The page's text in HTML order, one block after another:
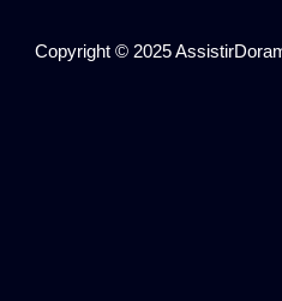
Copyright © 2025